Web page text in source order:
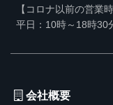
【コロナ以前の営業時
平日：10時～18時30
会社概要